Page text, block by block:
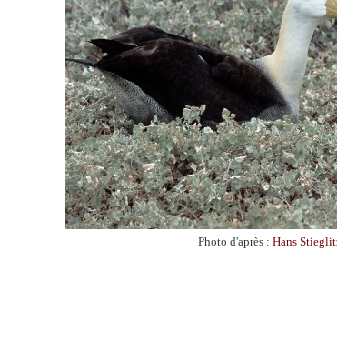
Photo d'après : Hans